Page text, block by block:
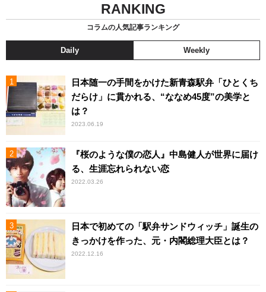
RANKING
コラムの人気記事ランキング
Daily Weekly
日本随一の手間をかけた新青森駅弁「ひとくち
だらけ」に貫かれる、“ななめ45度”の美学と
は？
2023.06.19
『桜のような僕の恋人』中島健人が世界に届け
る、生涯忘れられない恋
2022.03.26
日本で初めての「駅弁サンドウィッチ」誕生の
きっかけを作った、元・内閣総理大臣とは？
2022.12.16